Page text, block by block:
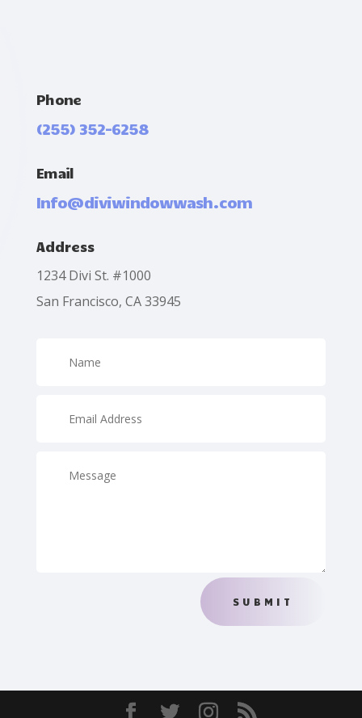
Phone
(255) 352-6258
Email
Info@diviwindowwash.com
Address
1234 Divi St. #1000
San Francisco, CA 33945
SUBMIT